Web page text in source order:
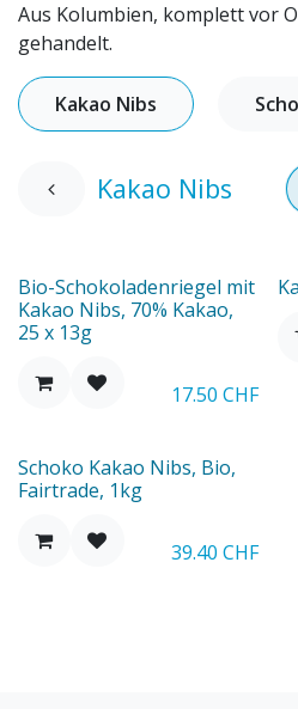
Aus Kolumbien, komplett vor
gehandelt.
Kakao Nibs
Kakao Nibs
Bio-Schokoladenriegel mit
Kakao Nibs, 70% Kakao,
25 x 13g
17.50 CHF
Schoko Kakao Nibs, Bio,
Fairtrade, 1kg
39.40 CHF